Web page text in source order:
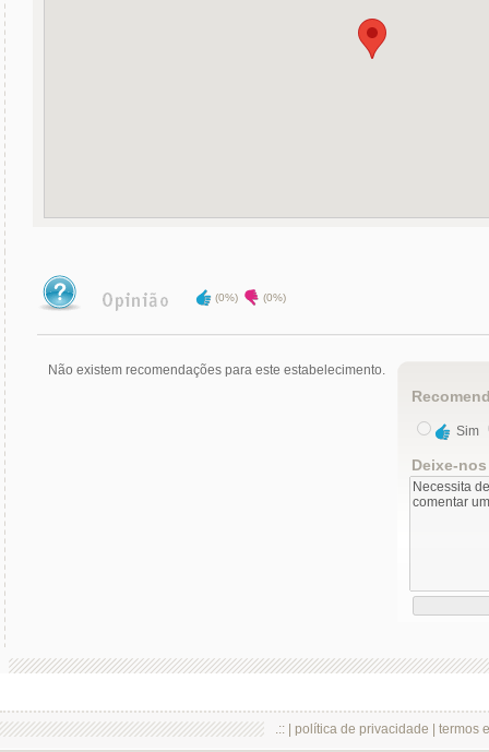
(0%) (0%)
Não existem recomendações para este estabelecimento.
Sim
Deixe-
.:: | política de privacidade termos